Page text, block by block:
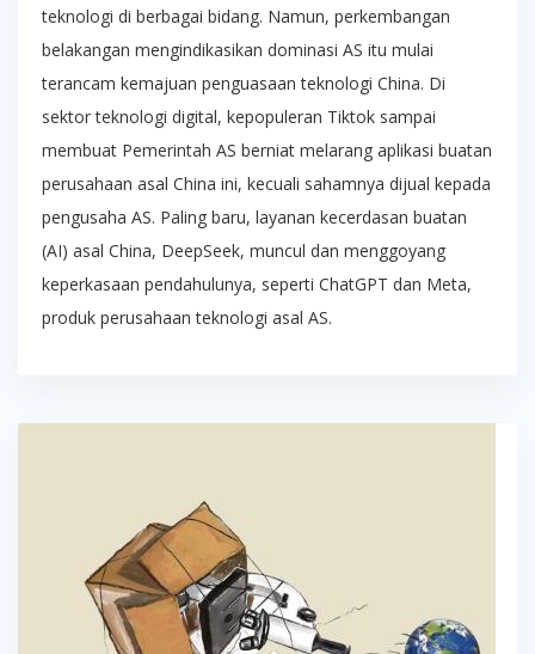
teknologi di berbagai bidang. Namun, perkembangan
belakangan mengindikasikan dominasi AS itu mulai
terancam kemajuan penguasaan teknologi China. Di
sektor teknologi digital, kepopuleran Tiktok sampai
membuat Pemerintah AS berniat melarang aplikasi buatan
perusahaan asal China ini, kecuali sahamnya dijual kepada
pengusaha AS. Paling baru, layanan kecerdasan buatan
(AI) asal China, DeepSeek, muncul dan menggoyang
keperkasaan pendahulunya, seperti ChatGPT dan Meta,
produk perusahaan teknologi asal AS.